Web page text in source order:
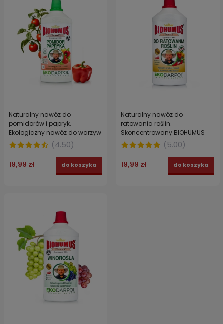
Naturalny nawóz do
pomidorów i papryk.
Ekologiczny nawóz do warzyw
z hodowli dżdżownic
kalifornijskich BIOHUMUS EXTRA
(4.50)
19,99 zł do koszyka
Naturalny nawóz do
ratowania roślin.
Skoncentrowany BIOHUMUS
EXTRA EKODARPOL 1 l
(5.00)
19,99 zł do koszyka